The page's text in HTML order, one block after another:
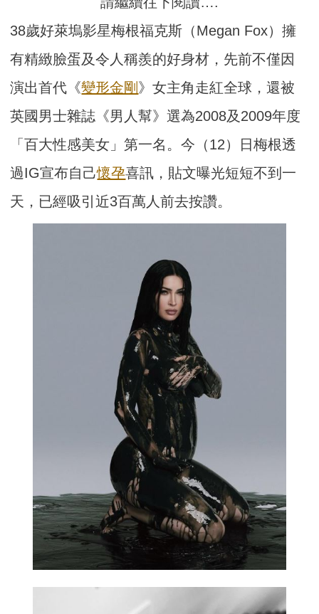
38歲好萊塢影星梅根福克斯（Megan Fox）擁
有精緻臉蛋及令人稱羨的好身材，先前不僅因
演出首代《變形金剛 》女主角走紅全球，還被
英國男士雜誌《男人幫》選為2008及2009年度
「百大性感美女」第一名。今（12）日梅根透
過IG宣布自己懷孕喜訊，貼文曝光短短不到一
天，已經吸引近3百萬人前去按讚。